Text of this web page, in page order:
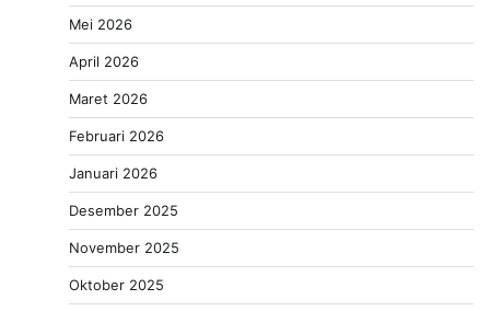
Mei 2026
April 2026
Maret 2026
Februari 2026
Januari 2026
Desember 2025
November 2025
Oktober 2025